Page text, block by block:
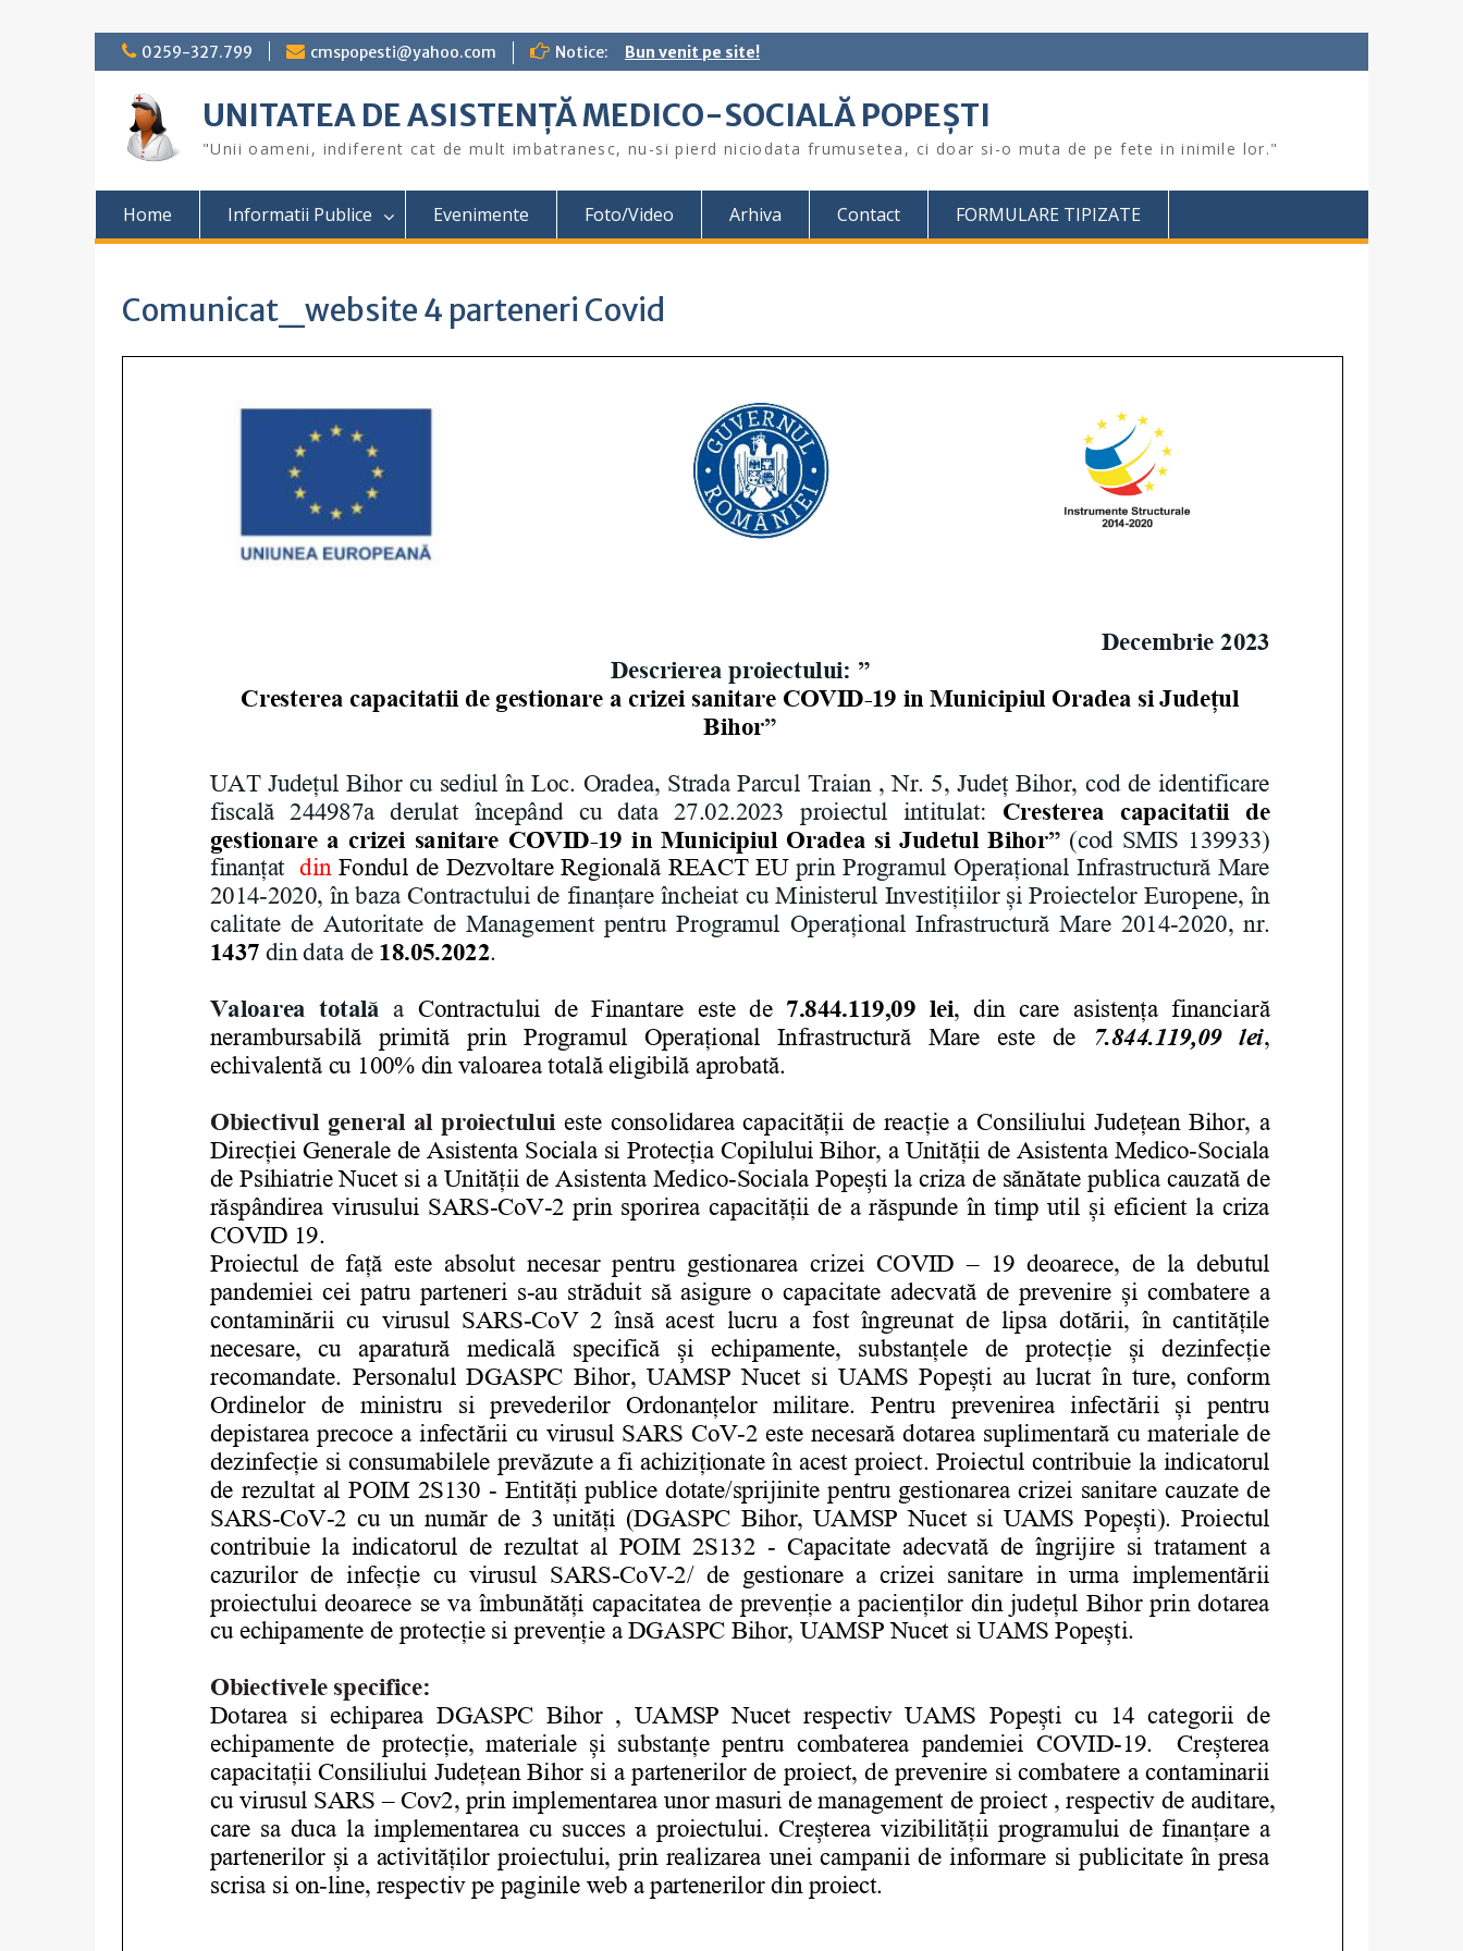
Skip
to
content
0259-327.799 cmspopesti@yahoo.com Notice: Bun venit pe site!
UNITATEA DE ASISTENȚĂ MEDICO-SOCIALĂ POPEŞTI
"Unii oameni, indiferent cat de mult imbatranesc, nu-si pierd niciodata frumusetea, ci doar si-o muta de pe fete in inimile lor."
Home Informatii Publice Evenimente Foto/Video Arhiva Contact FORMULARE TIPIZATE
Comunicat_website 4 parteneri Covid